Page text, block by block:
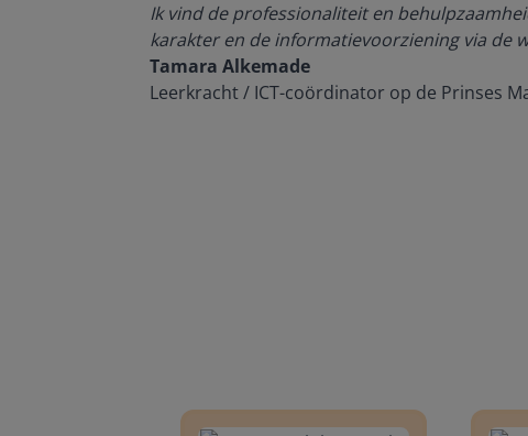
Ik vind de professionaliteit en
karakter en de informatievoorziening via de
Tamara Alkemade
Leerkracht / ICT-coördinator op de Prinses